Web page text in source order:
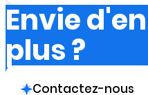
Envie
plus ?
Contactez-nous